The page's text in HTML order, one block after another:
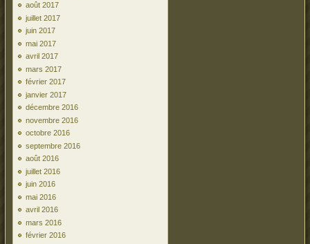
août 2017
juillet 2017
juin 2017
mai 2017
avril 2017
mars 2017
février 2017
janvier 2017
décembre 2016
novembre 2016
octobre 2016
septembre 2016
août 2016
juillet 2016
juin 2016
mai 2016
avril 2016
mars 2016
février 2016